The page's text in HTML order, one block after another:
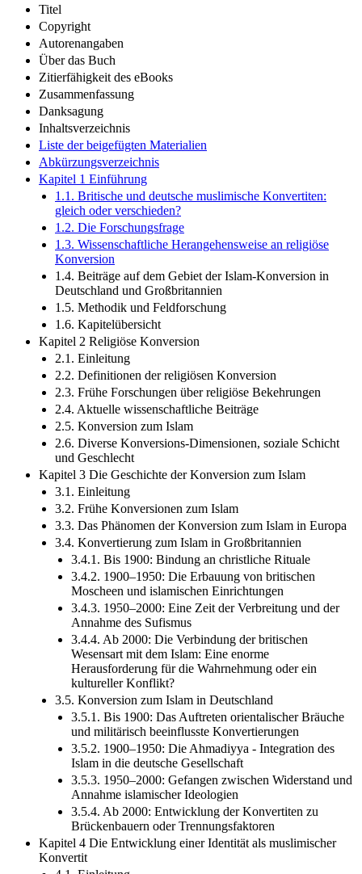
Titel
Copyright
Autorenangaben
Über das Buch
Zitierfähigkeit des eBooks
Zusammenfassung
Danksagung
Inhaltsverzeichnis
Liste der beigefügten Materialien
Abkürzungsverzeichnis
Kapitel 1 Einführung
1.1. Britische und deutsche muslimische Konvertiten:
gleich oder verschieden?
1.2. Die Forschungsfrage
1.3. Wissenschaftliche Herangehensweise an religiöse
Konversion
1.4. Beiträge auf dem Gebiet der Islam-Konversion in
Deutschland und Großbritannien
1.5. Methodik und Feldforschung
1.6. Kapitelübersicht
Kapitel 2 Religiöse Konversion
2.1. Einleitung
2.2. Definitionen der religiösen Konversion
2.3. Frühe Forschungen über religiöse Bekehrungen
2.4. Aktuelle wissenschaftliche Beiträge
2.5. Konversion zum Islam
2.6. Diverse Konversions-Dimensionen, soziale Schicht
und Geschlecht
Kapitel 3 Die Geschichte der Konversion zum Islam
3.1. Einleitung
3.2. Frühe Konversionen zum Islam
3.3. Das Phänomen der Konversion zum Islam in Europa
3.4. Konvertierung zum Islam in Großbritannien
3.4.1. Bis 1900: Bindung an christliche Rituale
3.4.2. 1900–1950: Die Erbauung von britischen
Moscheen und islamischen Einrichtungen
3.4.3. 1950–2000: Eine Zeit der Verbreitung und der
Annahme des Sufismus
3.4.4. Ab 2000: Die Verbindung der britischen
Wesensart mit dem Islam: Eine enorme
Herausforderung für die Wahrnehmung oder ein
kultureller Konflikt?
3.5. Konversion zum Islam in Deutschland
3.5.1. Bis 1900: Das Auftreten orientalischer Bräuche
und militärisch beeinflusste Konvertierungen
3.5.2. 1900–1950: Die Ahmadiyya - Integration des
Islam in die deutsche Gesellschaft
3.5.3. 1950–2000: Gefangen zwischen Widerstand und
Annahme islamischer Ideologien
3.5.4. Ab 2000: Entwicklung der Konvertiten zu
Brückenbauern oder Trennungsfaktoren
Kapitel 4 Die Entwicklung einer Identität als muslimischer
Konvertit